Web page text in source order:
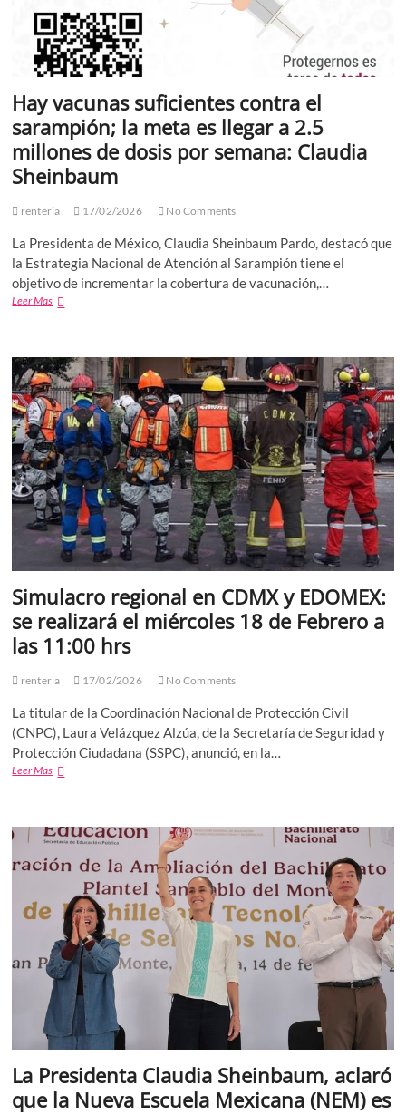
Hay vacunas suficientes contra el
sarampión; la meta es llegar a 2.5
millones de dosis por semana: Claudia
Sheinbaum
renteria 17/02/2026 No Comments
La Presidenta de México, Claudia Sheinbaum Pardo, destacó que
la Estrategia Nacional de Atención al Sarampión tiene el
objetivo de incrementar la cobertura de vacunación,…
Leer MasHay
el
sarampión;
la
meta
es
llegar
a
2.5
millones
de
dosis
por
semana:
Sheinbaum
Simulacro regional en CDMX y EDOMEX:
se realizará el miércoles 18 de Febrero a
las 11:00 hrs
renteria 17/02/2026 No Comments
La titular de la Coordinación Nacional de Protección Civil
(CNPC), Laura Velázquez Alzúa, de la Secretaría de Seguridad y
Protección Ciudadana (SSPC), anunció, en la…
Leer MasSimulacro
y
se
realizará
miércoles
18
de
Febrero
a
11:00
La Presidenta Claudia Sheinbaum, aclaró
que la Nueva Escuela Mexicana (NEM) es